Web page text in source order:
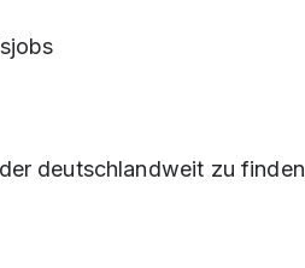
deutschlandweit zu finden